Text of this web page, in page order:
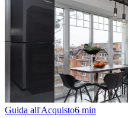
Guida all'Acquisto6 min